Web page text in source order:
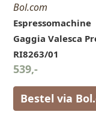
Bol.com
Espressomachine
Gaggia Valesca
RI8263/01
539,-
Bestel via